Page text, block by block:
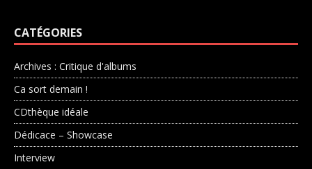
CATÉGORIES
Archives : Critique d'albums
Ca sort demain !
CDthèque idéale
Dédicace – Showcase
Interview